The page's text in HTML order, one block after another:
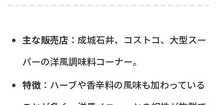
主な販売店：成城石井、コストコ、大型スー
パーの洋風調味料コーナー。
特徴：ハーブや香辛料の風味も加わっている